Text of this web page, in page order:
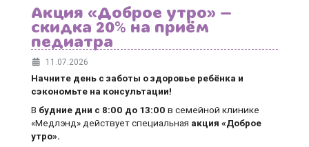
Акция «Доброе утро» —
скидка 20% на приём
педиатра
11.07.2026
Начните день с заботы о здоровье ребёнка и
сэкономьте на консультации!
В будние дни с 8:00 до 13:00 в семейной клинике
«Медлэнд» действует специальная акция «Доброе
утро».